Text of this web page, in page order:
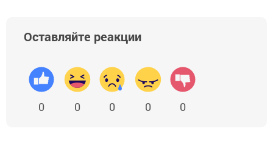
Оставляйте реакции
0 0 0 0 0